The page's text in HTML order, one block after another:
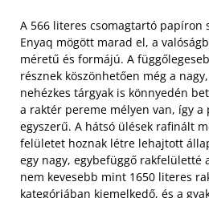
A 566 literes csomagtartó papíron
Enyaq mögött marad el, a
méretű és formájú. A
résznek köszönhetően még a
nehézkes tárgyak is könnyedén
a raktér pereme mélyen van, így a
egyszerű. A hátsó ülések rafinált
felületet hoznak létre lehajtott
egy nagy, egybefüggő rakfelületté
nem kevesebb mint 1650 literes
kategóriában kiemelkedő, és a